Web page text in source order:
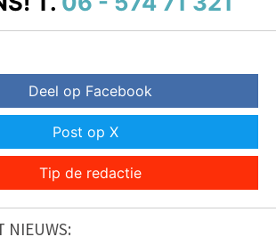
Deel op Facebook
Post op X
Tip de redactie
NIEUWS: